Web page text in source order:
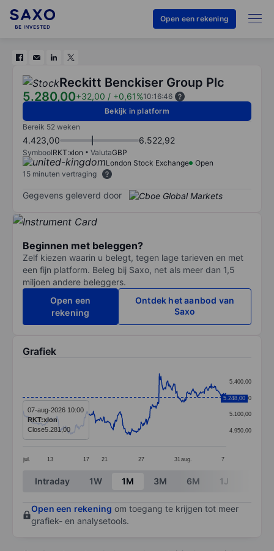
Open een rekening
Reckitt Benckiser Group Plc
5.280,00+32,00 / +0,61%10:16:46
Bekijk in platform
Bereik 52 weken
4.423,00 6.522,92
SymboolRKT:xlon ValutaGBP
London Stock Exchange
Open
15 minuten vertraging
Gegevens geleverd door
Beginnen met beleggen?
Zelf kiezen waarin u belegt, tegen lage tarieven en met
een fijn platform. Beleg bij Saxo, net als meer dan 1,5
miljoen andere beleggers.
Open een
rekening
Ontdek het aanbod van
Saxo
Grafiek
Line chart with 381 data points.
The chart has 1 X axis displaying categories.
The chart has 1 Y axis displaying values. Data
jul. 13 17 21 27 31 aug. 7
4.950,00
5.100,00
5.250,00
5.400,00
5.248,00
07-aug-2026 10:00
RKT:xlon
Close5.281,00
End of interactive chart.
Intraday 1W 1M 3M 6M 1J
Open een rekening om toegang te krijgen tot meer
grafiek- en analysetools.